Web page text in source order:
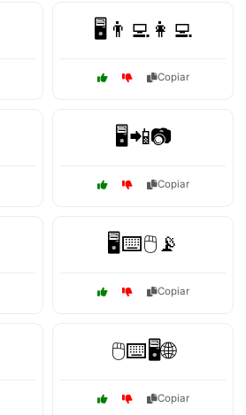
🖥️👨‍💻👩‍💻
Copiar
🖥️📲📷
Copiar
🖥️⌨️🖱️📡
Copiar
🖱️⌨️🖥️🌐
Copiar